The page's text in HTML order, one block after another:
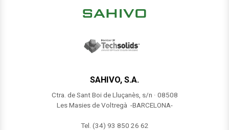
SAHIVO, S.A.
Ctra. de Sant Boi de Lluçanès, s/n · 08508
Les Masies de Voltregà -BARCELONA-
Tel. (34) 93 850 26 62